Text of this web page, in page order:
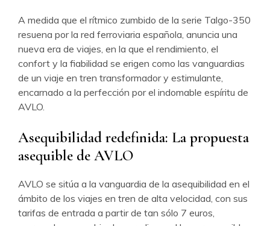
A medida que el rítmico zumbido de la serie Talgo-350
resuena por la red ferroviaria española, anuncia una
nueva era de viajes, en la que el rendimiento, el
confort y la fiabilidad se erigen como las vanguardias
de un viaje en tren transformador y estimulante,
encarnado a la perfección por el indomable espíritu de
AVLO.
Asequibilidad redefinida: La propuesta
asequible de AVLO
AVLO se sitúa a la vanguardia de la asequibilidad en el
ámbito de los viajes en tren de alta velocidad, con sus
tarifas de entrada a partir de tan sólo 7 euros,